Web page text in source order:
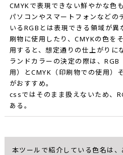
CMYKで表現できない鮮やかな色も
パソコンやスマートフォンなどの
いるRGBとは表現できる領域が
刷物に使用したり、CMYKの色を
用すると、想定通りの仕上がりに
ランドカラーの決定の際は、
用）とCMYK（印刷物での使用）
がおすすめ。
cssではそのまま扱えないため、
ある。
本ツールで紹介している色名は